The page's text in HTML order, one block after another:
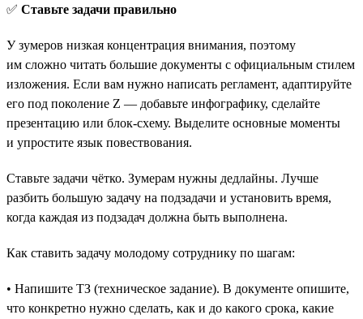
✅ Ставьте задачи правильно
У зумеров низкая концентрация внимания, поэтому
им сложно читать большие документы с официальным стилем
изложения. Если вам нужно написать регламент, адаптируйте
его под поколение Z — добавьте инфографику, сделайте
презентацию или блок-схему. Выделите основные моменты
и упростите язык повествования.
Ставьте задачи чётко. Зумерам нужны дедлайны. Лучше
разбить большую задачу на подзадачи и установить время,
когда каждая из подзадач должна быть выполнена.
Как ставить задачу молодому сотруднику по шагам:
• Напишите ТЗ (техническое задание). В документе опишите,
что конкретно нужно сделать, как и до какого срока, какие